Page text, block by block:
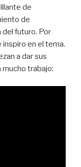
de
de
del futuro. Por
inspiro en el tema.
a dar sus
trabajo: